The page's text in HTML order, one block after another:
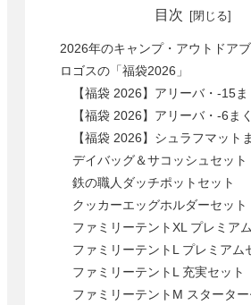
目次
2026年のキャンプ・アウトドア
ロゴスの「福袋2026」
【福袋 2026】アリーバ・-15
【福袋 2026】アリーバ・-6ま
【福袋 2026】シュラフマット
デイバッグ＆サコッシュセット
鉄の職人ダッチポットセット
クッカーエッグホルダーセット
ファミリーテントXL プレミア
ファミリーテントL プレミアム
ファミリーテントL 充実セット
ファミリーテントM スターター